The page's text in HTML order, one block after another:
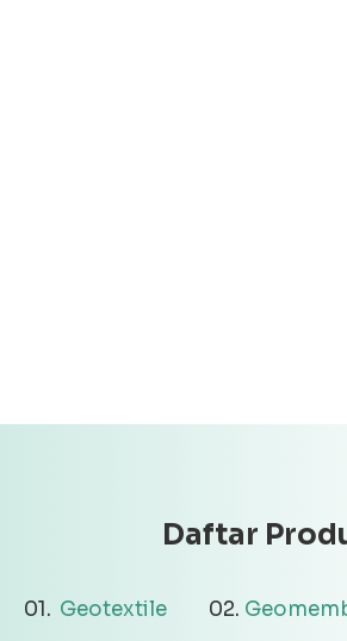
Daftar
Geotextile